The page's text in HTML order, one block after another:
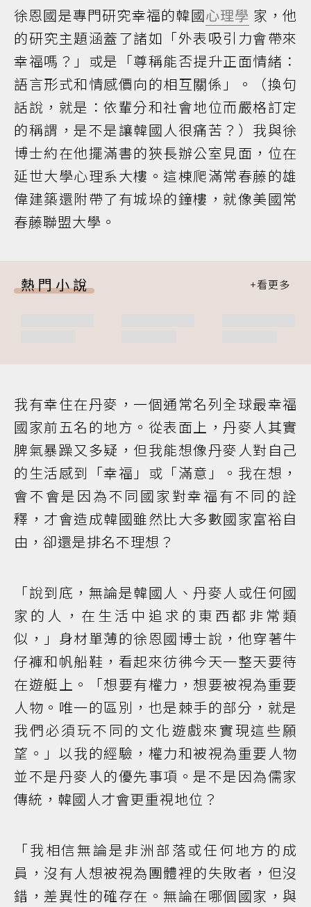
徐恩國是專門研究幸福的韓國心理學 家，他
的研究主題涵蓋了諸如「外表吸引力會帶來
幸福嗎？」或是「尊稱能否提升正面情緒：
語言形式和情感價向的相互關係」。（換句
話說，就是：依輩分和社會地位而嚴格訂定
的稱謂，是不是讓韓國人很痛苦？）我與徐
博士約在他擺滿書的狹長辦公室見面，位在
延世大學心理系大樓。這棟爬滿常春藤的雄
偉建築還附帶了有城垛的鐘樓，就像美國常
春藤聯盟大學。
熱門小說
我有幸住在丹麥，一個通常名列全球最幸福
國家前五名的地方。從表面上，丹麥人其實
脾氣暴躁又多疑，但我能想像丹麥人對自己
的生活感到「幸福」或「滿意」。我在想，
會不會是因為不同國家對幸福有不同的詮
釋，才會造成韓國雖然比大多數國家富裕自
由，卻還是排名不理想？
「說到底，無論是韓國人、丹麥人或任何國
家的人，在生活中追求的東西都非常類
似，」身材單薄的徐恩國博士說，他穿著牛
仔褲和帆船鞋，看起來彷彿今天一整天要待
在遊艇上。「想要有權力，想要被視為重要
人物。唯一的區別，也是棘手的部分，就是
我們必須玩不同的文化遊戲來實現這些願
望。」以我的經驗，權力和被視為重要人物
並不是丹麥人的優先事項。是不是因為儒家
傳統，韓國人才會更重視地位？
「我相信無論是非洲部落或任何地方的成
員，沒有人想被視為團體裡的失敗者，但沒
錯，差異性的確存在。無論在哪個國家，與